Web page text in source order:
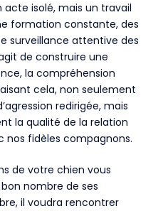
acte isolé, mais un travail
formation constante, des
surveillance attentive des
de construire une
la compréhension
cela, non seulement
redirigée, mais
la qualité de la relation
nos fidèles compagnons.
de votre chien vous
nombre de ses
il voudra rencontrer